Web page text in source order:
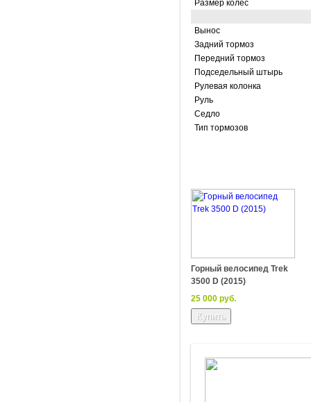
Размер колес
Вынос
Задний тормоз
Передний тормоз
Подседельный штырь
Рулевая колонка
Руль
Седло
Тип тормозов
Горный велосипед Trek
3500 D (2015)
25 000 руб.